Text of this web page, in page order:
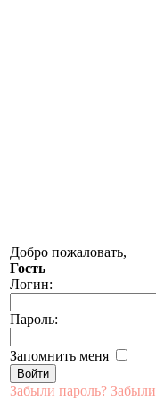
Добро пожаловать,
Гость
Логин:
Пароль:
Запомнить меня
Забыли пароль? Забыли